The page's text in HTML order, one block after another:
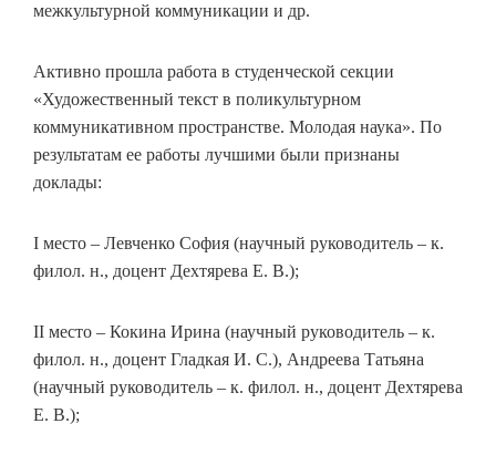
межкультурной коммуникации и др.
Активно прошла работа в студенческой секции
«Художественный текст в поликультурном
коммуникативном пространстве. Молодая наука». По
результатам ее работы лучшими были признаны
доклады:
І место – Левченко София (научный руководитель – к.
филол. н., доцент Дехтярева Е. В.);
ІІ место – Кокина Ирина (научный руководитель – к.
филол. н., доцент Гладкая И. С.), Андреева Татьяна
(научный руководитель – к. филол. н., доцент Дехтярева
Е. В.);